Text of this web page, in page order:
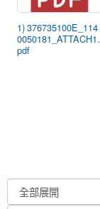
1) 376735100E_114
0050181_ATTACH1.
pdf